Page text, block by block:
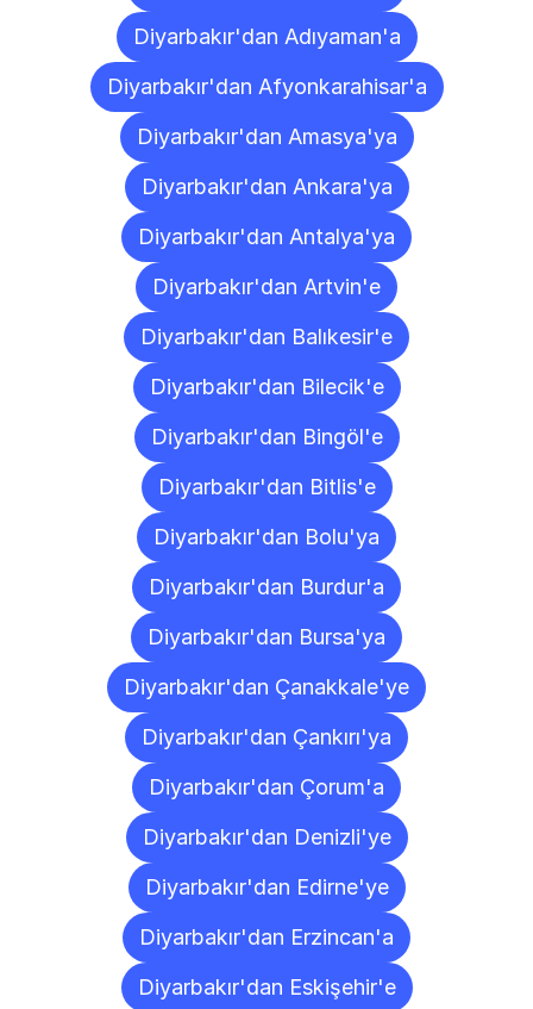
Diyarbakır'dan Adıyaman'a
Diyarbakır'dan Afyonkarahisar'a
Diyarbakır'dan Amasya'ya
Diyarbakır'dan Ankara'ya
Diyarbakır'dan Antalya'ya
Diyarbakır'dan Artvin'e
Diyarbakır'dan Balıkesir'e
Diyarbakır'dan Bilecik'e
Diyarbakır'dan Bingöl'e
Diyarbakır'dan Bitlis'e
Diyarbakır'dan Bolu'ya
Diyarbakır'dan Burdur'a
Diyarbakır'dan Bursa'ya
Diyarbakır'dan Çanakkale'ye
Diyarbakır'dan Çankırı'ya
Diyarbakır'dan Çorum'a
Diyarbakır'dan Denizli'ye
Diyarbakır'dan Edirne'ye
Diyarbakır'dan Erzincan'a
Diyarbakır'dan Eskişehir'e